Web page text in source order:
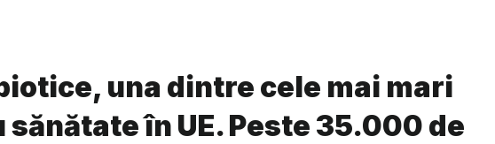
una dintre cele mai mari
în UE. Peste 35.000 de